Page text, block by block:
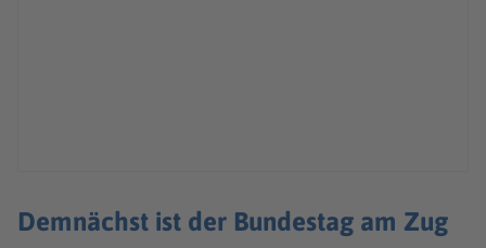
Demnächst ist der Bundestag am Zug